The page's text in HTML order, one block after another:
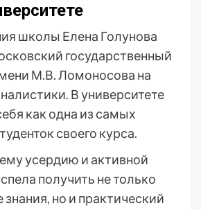
школы Елена Голунова
государственный
М.В. Ломоносова на
В университете
как одна из самых
своего курса.
усердию и активной
получить не только
но и практический